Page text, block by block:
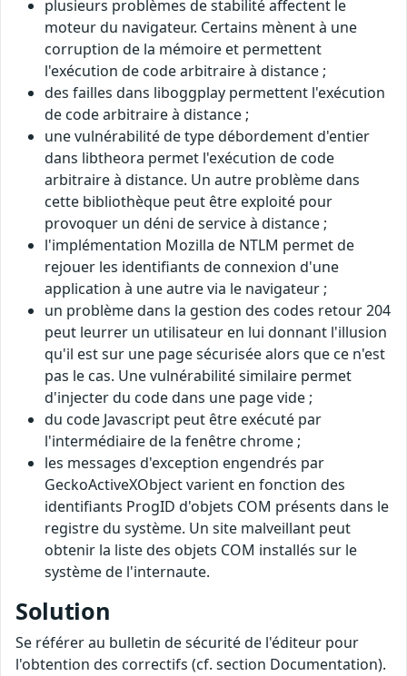
plusieurs problèmes de stabilité affectent le
moteur du navigateur. Certains mènent à une
corruption de la mémoire et permettent
l'exécution de code arbitraire à distance ;
des failles dans liboggplay permettent l'exécution
de code arbitraire à distance ;
une vulnérabilité de type débordement d'entier
dans libtheora permet l'exécution de code
arbitraire à distance. Un autre problème dans
cette bibliothèque peut être exploité pour
provoquer un déni de service à distance ;
l'implémentation Mozilla de NTLM permet de
rejouer les identifiants de connexion d'une
application à une autre via le navigateur ;
un problème dans la gestion des codes retour 204
peut leurrer un utilisateur en lui donnant l'illusion
qu'il est sur une page sécurisée alors que ce n'est
pas le cas. Une vulnérabilité similaire permet
d'injecter du code dans une page vide ;
du code Javascript peut être exécuté par
l'intermédiaire de la fenêtre chrome ;
les messages d'exception engendrés par
GeckoActiveXObject varient en fonction des
identifiants ProgID d'objets COM présents dans le
registre du système. Un site malveillant peut
obtenir la liste des objets COM installés sur le
système de l'internaute.
Solution
Se référer au bulletin de sécurité de l'éditeur pour
l'obtention des correctifs (cf. section Documentation).